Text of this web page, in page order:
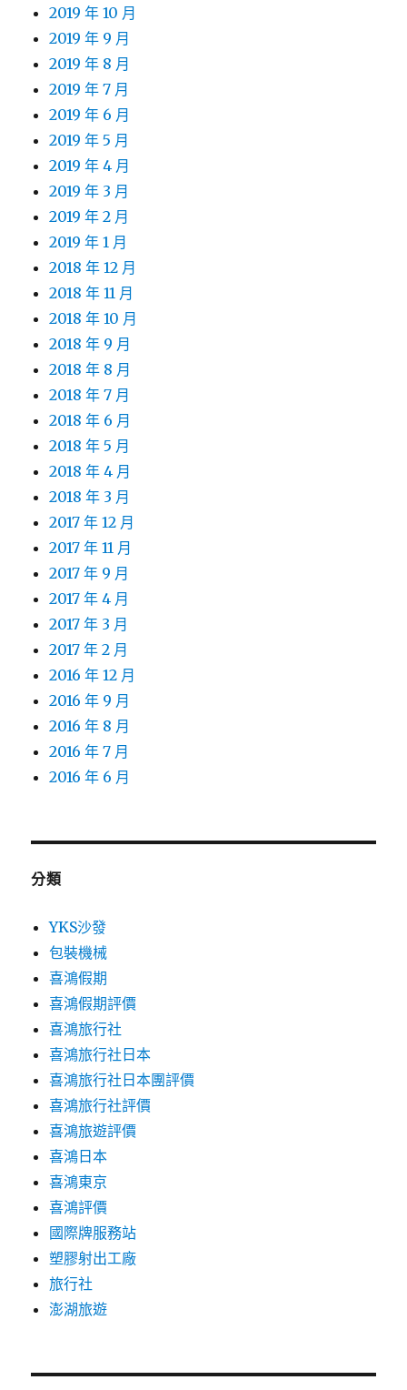
2019 年 10 月
2019 年 9 月
2019 年 8 月
2019 年 7 月
2019 年 6 月
2019 年 5 月
2019 年 4 月
2019 年 3 月
2019 年 2 月
2019 年 1 月
2018 年 12 月
2018 年 11 月
2018 年 10 月
2018 年 9 月
2018 年 8 月
2018 年 7 月
2018 年 6 月
2018 年 5 月
2018 年 4 月
2018 年 3 月
2017 年 12 月
2017 年 11 月
2017 年 9 月
2017 年 4 月
2017 年 3 月
2017 年 2 月
2016 年 12 月
2016 年 9 月
2016 年 8 月
2016 年 7 月
2016 年 6 月
分類
YKS沙發
包裝機械
喜鴻假期
喜鴻假期評價
喜鴻旅行社
喜鴻旅行社日本
喜鴻旅行社日本團評價
喜鴻旅行社評價
喜鴻旅遊評價
喜鴻日本
喜鴻東京
喜鴻評價
國際牌服務站
塑膠射出工廠
旅行社
澎湖旅遊